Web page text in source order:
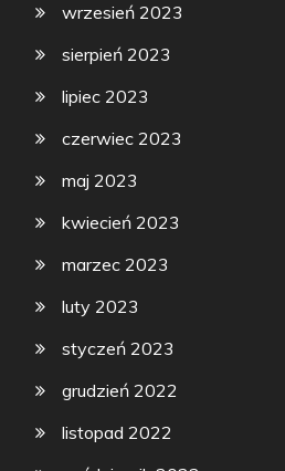
wrzesień 2023
sierpień 2023
lipiec 2023
czerwiec 2023
maj 2023
kwiecień 2023
marzec 2023
luty 2023
styczeń 2023
grudzień 2022
listopad 2022